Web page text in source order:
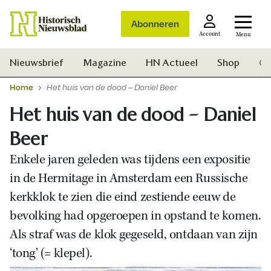
Abonneren
Account Menu
Nieuwsbrief Magazine HN Actueel Shop
Home Het huis van de dood – Daniel Beer
Het huis van de dood – Daniel
Beer
Enkele jaren geleden was tijdens een expositie
in de Hermitage in Amsterdam een Russische
kerkklok te zien die eind zestiende eeuw de
bevolking had opgeroepen in opstand te komen.
Als straf was de klok gegeseld, ontdaan van zijn
‘tong’ (= klepel).